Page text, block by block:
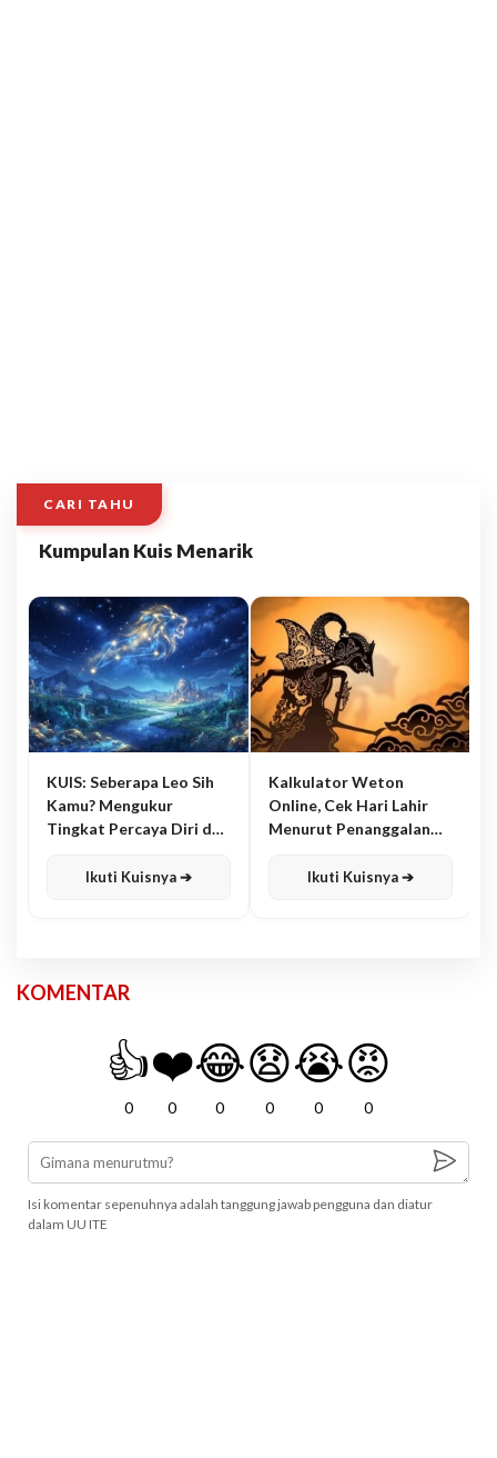
CARI TAHU
Kumpulan Kuis Menarik
KUIS: Seberapa Leo Sih
Kamu? Mengukur
Tingkat Percaya Diri dan
Ikuti Kuisnya ➔
Kalkulator Weton
Online, Cek Hari Lahir
Menurut Penanggalan
Ikuti Kuisnya ➔
KOMENTAR
👍
0
❤️
0
😂
0
😧
0
😭
0
😡
0
Isi komentar sepenuhnya adalah tanggung jawab pengguna dan diatur
dalam UU ITE